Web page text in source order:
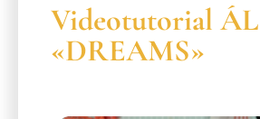
Videotutorial
«DREAMS»